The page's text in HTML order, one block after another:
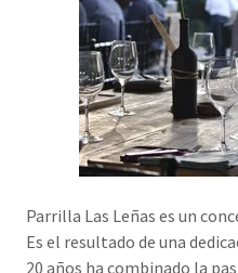
Parrilla Las Leñas es un
Es el resultado de una
20 años ha combinado la